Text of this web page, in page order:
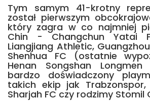
Tym samym 41-krotny
został pierwszym
który zagra w co najmniej
Chin - Changchun Yatai
Liangjiang Athletic,
Shenhua FC (ostatnie
Henan Songshan Longmen
bardzo doświadczony
takich ekip jak Trabzonspor,
Sharjah FC czy rodzimy Stomil